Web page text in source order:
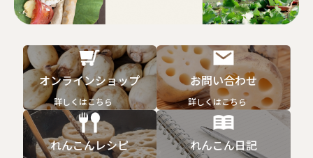
オンラインショップ
詳しくはこちら
お問い合わせ
詳しくはこちら
れんこんレシピ れんこん日記